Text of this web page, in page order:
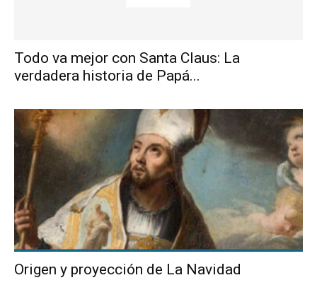
Todo va mejor con Santa Claus: La
verdadera historia de Papá...
Origen y proyección de La Navidad